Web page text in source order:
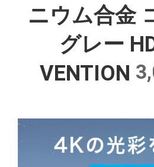
ニウム合金
グレー
VENTION